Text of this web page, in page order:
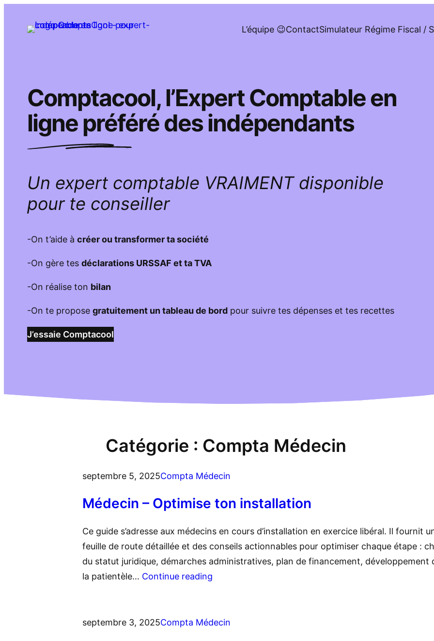
L’équipe 😉ContactSimulateur Régime Fiscal /
Comptacool, l’Expert Comptable en
ligne préféré des indépendants
Un expert comptable VRAIMENT disponible
pour te conseiller
-On t’aide à créer ou transformer ta société
-On gère tes déclarations URSSAF et ta TVA
-On réalise ton bilan
-On te propose gratuitement un tableau de bord pour suivre tes dépenses et tes recettes
J’essaie Comptacool
Catégorie : Compta Médecin
septembre 5, 2025Compta Médecin
Médecin – Optimise ton installation
Ce guide s’adresse aux médecins en cours d’installation en exercice libéral. Il fournit
feuille de route détaillée et des conseils actionnables pour optimiser chaque étape :
du statut juridique, démarches administratives, plan de financement, développement
la patientèle… Continue reading
septembre 3, 2025Compta Médecin